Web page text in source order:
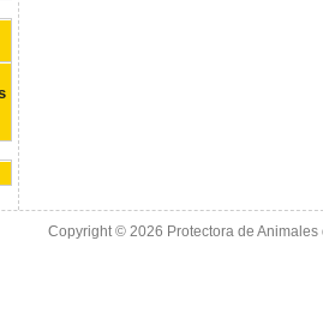
Copyright © 2026 Protectora de Animales